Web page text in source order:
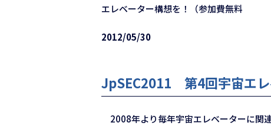
エレベーター構想を！（参加費無料
2012/05/30
JpSEC2011 第4回宇宙エ
2008年より毎年宇宙エレベーターに関